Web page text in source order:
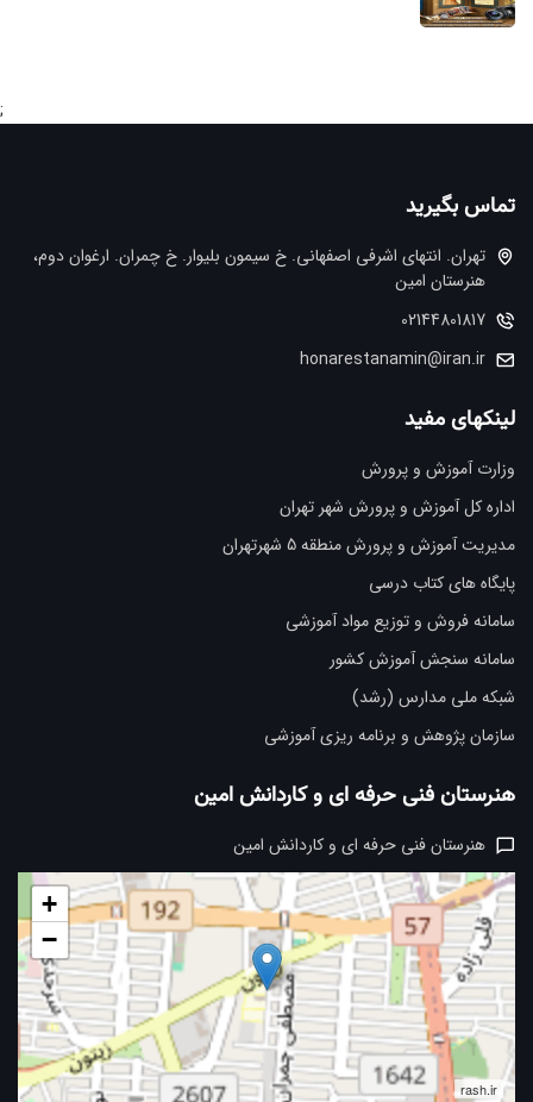
;
تماس بگیرید
تهران. انتهاي اشرفي اصفهاني. خ سيمون بليوار. خ چمران. ارغوان دوم،
هنرستان امین
02144801817
honarestanamin@iran.ir
لینکهای مفید
وزارت آموزش و پرورش
اداره کل آموزش و پرورش شهر تهران
مدیریت آموزش و پرورش منطقه 5 شهرتهران
پایگاه های کتاب درسی
سامانه فروش و توزیع مواد آموزشی
سامانه سنجش آموزش کشور
شبکه ملی مدارس (رشد)
سازمان پژوهش و برنامه ریزی آموزشی
هنرستان فنی حرفه ای و کاردانش امین
هنرستان فنی حرفه ای و کاردانش امین
+
−
rash.ir